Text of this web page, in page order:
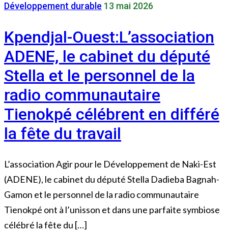
Développement durable 13 mai 2026
Kpendjal-Ouest:L’association
ADENE, le cabinet du député
Stella et le personnel de la
radio communautaire
Tienokpé célébrent en différé
la fête du travail
L’association Agir pour le Développement de Naki-Est
(ADENE), le cabinet du député Stella Dadieba Bagnah-
Gamon et le personnel de la radio communautaire
Tienokpé ont à l’unisson et dans une parfaite symbiose
célébré la fête du […]